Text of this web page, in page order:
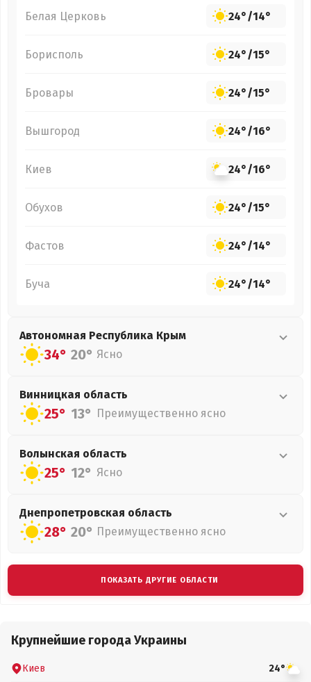
Белая Церковь 24°/14°
Борисполь 24°/15°
Бровары 24°/15°
Вышгород 24°/16°
Киев 24°/16°
Обухов 24°/15°
Фастов 24°/14°
Буча 24°/14°
Автономная Республика Крым
34° 20° Ясно
Винницкая область
25° 13° Преимущественно ясно
Волынская область
25° 12° Ясно
Днепропетровская область
28° 20° Преимущественно ясно
ПОКАЗАТЬ ДРУГИЕ ОБЛАСТИ
Крупнейшие города Украины
Киев 24°